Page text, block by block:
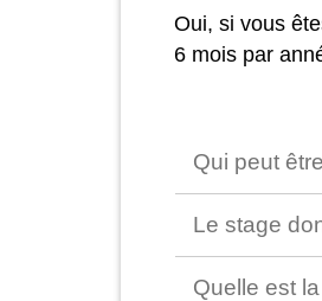
Oui, si vous
6 mois par
Qui peut
Le stage
Quelle est